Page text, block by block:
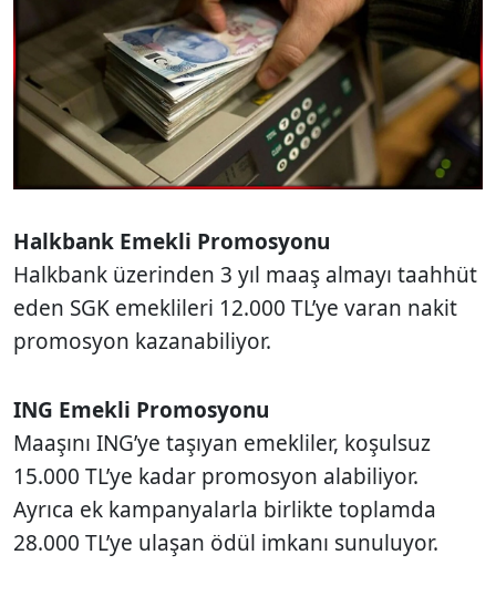
Halkbank Emekli Promosyonu
Halkbank üzerinden 3 yıl maaş almayı taahhüt
eden SGK emeklileri 12.000 TL’ye varan nakit
promosyon kazanabiliyor.
ING Emekli Promosyonu
Maaşını ING’ye taşıyan emekliler, koşulsuz
15.000 TL’ye kadar promosyon alabiliyor.
Ayrıca ek kampanyalarla birlikte toplamda
28.000 TL’ye ulaşan ödül imkanı sunuluyor.